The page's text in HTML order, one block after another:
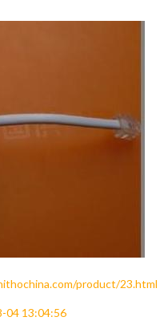
product/23.html
04 13:04:56